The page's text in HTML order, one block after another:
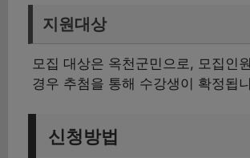
지원대상
모집 대상은 옥천군민으로, 모집인
경우 추첨을 통해 수강생이 확정됩
신청방법